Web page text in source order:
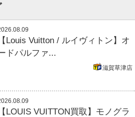
【Louis Vuitton / ルイヴィトン】オ
ドパルファ...
滋賀草津店
【LOUIS VUITTON買取】モノグラ